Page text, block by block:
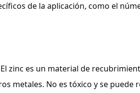
de la aplicación, como el
zinc es un material de
metales. No es tóxico y se puede